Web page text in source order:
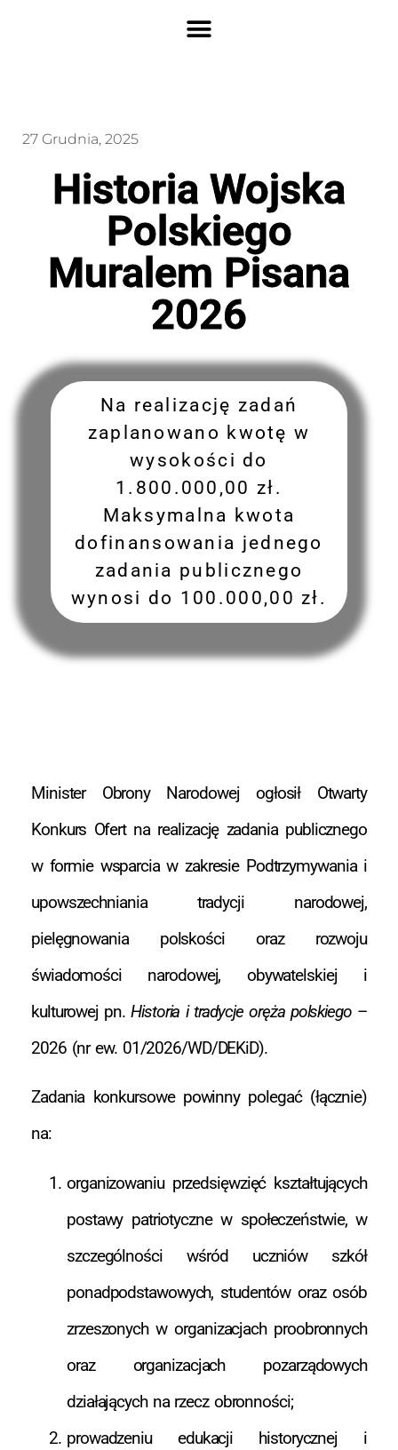
27 Grudnia, 2025
Historia Wojska
Polskiego
Muralem Pisana
2026
Na realizację zadań
zaplanowano kwotę w
wysokości do
1.800.000,00 zł.
Maksymalna kwota
dofinansowania jednego
zadania publicznego
wynosi do 100.000,00 zł.
Minister Obrony Narodowej ogłosił Otwarty
Konkurs Ofert na realizację zadania publicznego
w formie wsparcia w zakresie Podtrzymywania i
upowszechniania tradycji narodowej,
pielęgnowania polskości oraz rozwoju
świadomości narodowej, obywatelskiej i
kulturowej pn.Historia i tradycje oręża polskiego–
2026 (nr ew. 01/2026/WD/DEKiD).
Zadania konkursowe powinny polegać (łącznie)
na:
organizowaniu przedsięwzięć kształtujących
postawy patriotyczne w społeczeństwie, w
szczególności wśród uczniów szkół
ponadpodstawowych, studentów oraz osób
zrzeszonych w organizacjach proobronnych
oraz organizacjach pozarządowych
działających na rzecz obronności;
prowadzeniu edukacji historycznej i